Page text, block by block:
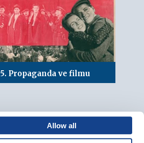
Allow all
5. Propaganda ve filmu